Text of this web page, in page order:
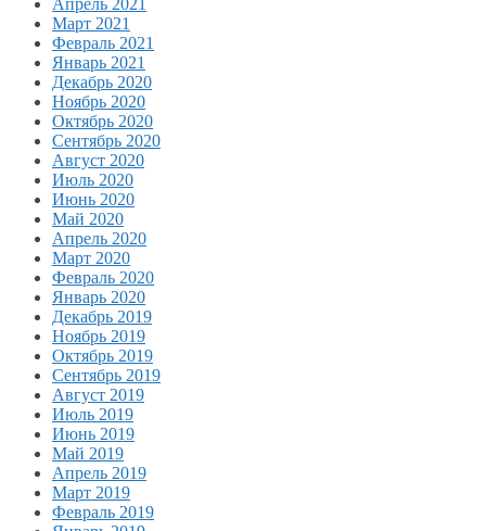
Апрель 2021
Март 2021
Февраль 2021
Январь 2021
Декабрь 2020
Ноябрь 2020
Октябрь 2020
Сентябрь 2020
Август 2020
Июль 2020
Июнь 2020
Май 2020
Апрель 2020
Март 2020
Февраль 2020
Январь 2020
Декабрь 2019
Ноябрь 2019
Октябрь 2019
Сентябрь 2019
Август 2019
Июль 2019
Июнь 2019
Май 2019
Апрель 2019
Март 2019
Февраль 2019